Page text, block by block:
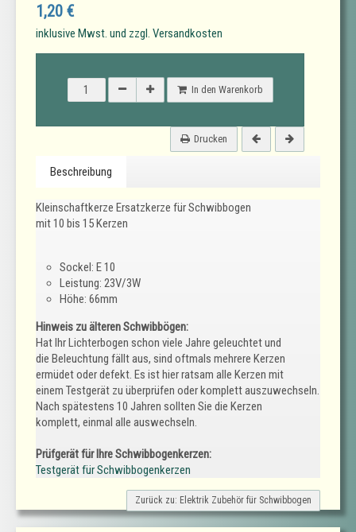
1,20 €
inklusive Mwst. und zzgl. Versandkosten
In den Warenkorb
Drucken
Beschreibung
Kleinschaftkerze Ersatzkerze für Schwibbogen
mit 10 bis 15 Kerzen
Sockel: E 10
Leistung: 23V/3W
Höhe: 66mm
Hinweis zu älteren Schwibbögen:
Hat Ihr Lichterbogen schon viele Jahre geleuchtet und
die Beleuchtung fällt aus, sind oftmals mehrere Kerzen
ermüdet oder defekt. Es ist hier ratsam alle Kerzen mit
einem Testgerät zu überprüfen oder komplett auszuwechseln.
Nach spätestens 10 Jahren sollten Sie die Kerzen
komplett, einmal alle auswechseln.
Prüfgerät für Ihre Schwibbogenkerzen:
Testgerät für Schwibbogenkerzen
Zurück zu: Elektrik Zubehör für Schwibbogen